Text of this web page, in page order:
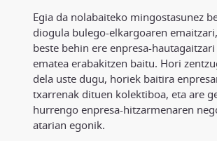
Egia da nolabaiteko mingostasunez
diogula bulego-elkargoaren
beste behin ere enpresa-
ematea erabakitzen baitu. Hori
dela uste dugu, horiek baitira
txarrenak dituen kolektiboa, eta are
hurrengo enpresa-hitzarmenaren
atarian egonik.